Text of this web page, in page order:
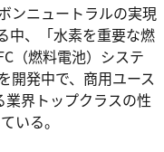
ンニュートラルの実現
中、「水素を重要な燃
（燃料電池）システ
開発中で、商用ユース
界トップクラスの性
いる。